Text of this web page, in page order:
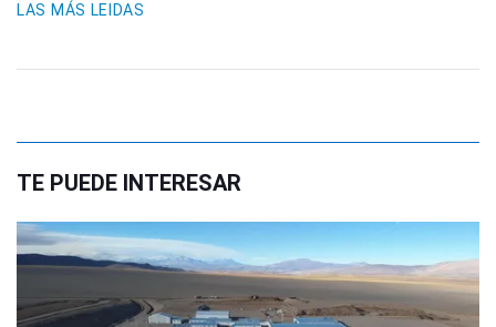
LAS MÁS LEIDAS
TE PUEDE INTERESAR